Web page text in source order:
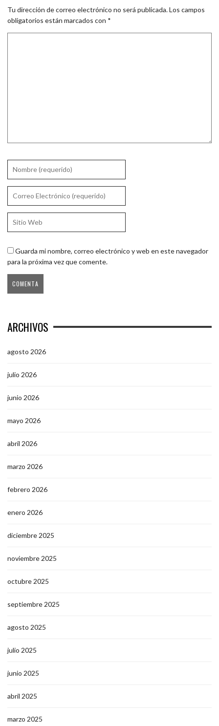
Tu dirección de correo electrónico no será publicada.Los campos
obligatorios están marcados con *
Guarda mi nombre, correo electrónico y web en este navegador
para la próxima vez que comente.
ARCHIVOS
agosto 2026
julio 2026
junio 2026
mayo 2026
abril 2026
marzo 2026
febrero 2026
enero 2026
diciembre 2025
noviembre 2025
octubre 2025
septiembre 2025
agosto 2025
julio 2025
junio 2025
abril 2025
marzo 2025